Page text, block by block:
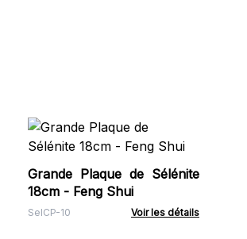
Grande Plaque de Sélénite
18cm - Feng Shui
SelCP-10 Voir les détails